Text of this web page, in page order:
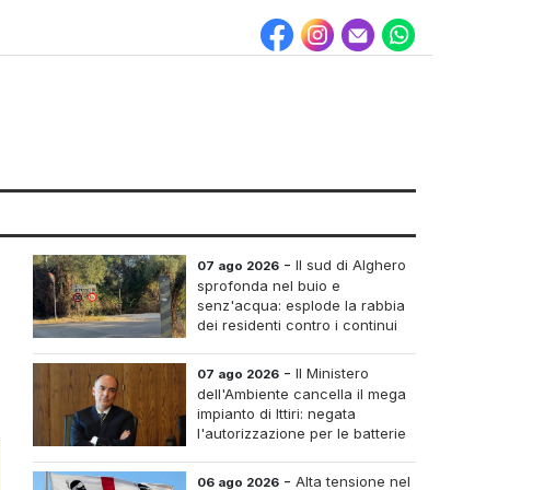
07 ago 2026 - Il sud di Alghero
sprofonda nel buio e
senz'acqua: esplode la rabbia
dei residenti contro i continui
07 ago 2026 - Il Ministero
dell'Ambiente cancella il mega
impianto di Ittiri: negata
l'autorizzazione per le batterie
06 ago 2026 - Alta tensione nel